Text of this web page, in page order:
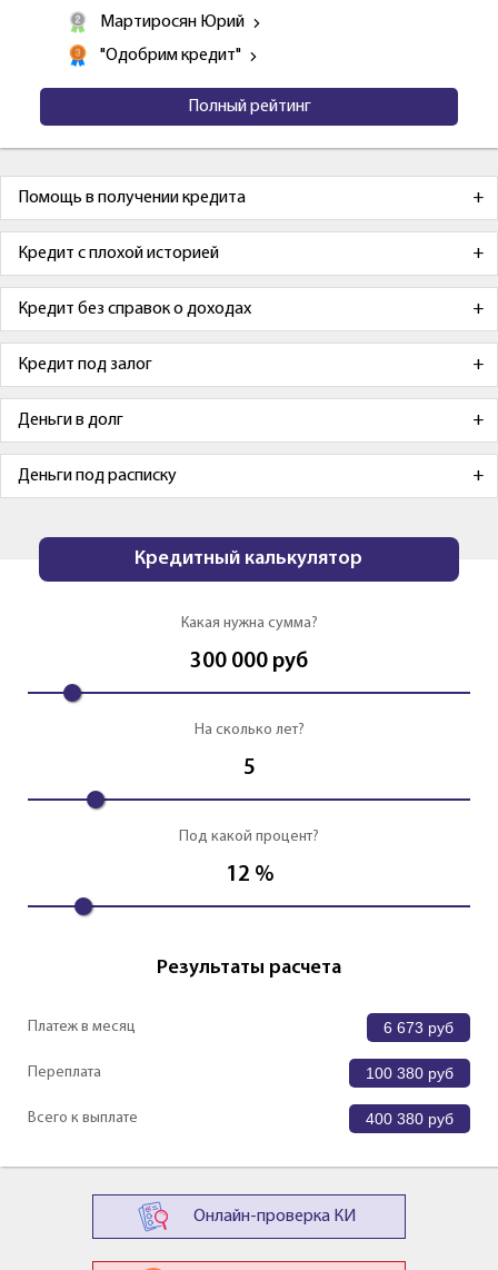
Мартиросян Юрий
"Одобрим кредит"
Полный рейтинг
Помощь в получении кредита
Кредит с плохой историей
Кредит без справок о доходах
Кредит под залог
Деньги в долг
Деньги под расписку
Кредитный калькулятор
Какая нужна сумма?
300 000 руб
На сколько лет?
5
Под какой процент?
12 %
Результаты расчета
Платеж в месяц 6 673 руб
Переплата 100 380 руб
Всего к выплате 400 380 руб
Онлайн-проверка КИ